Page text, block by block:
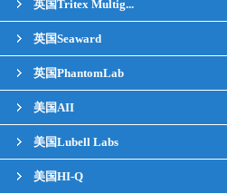
英国Tritex Multig...
英国Seaward
英国PhantomLab
美国AII
美国Lubell Labs
美国HI-Q